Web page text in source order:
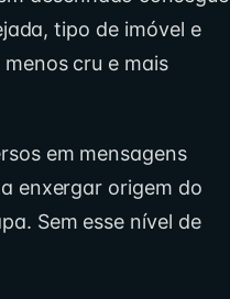
tipo de imóvel e
cru e mais
em mensagens
enxergar origem do
Sem esse nível de